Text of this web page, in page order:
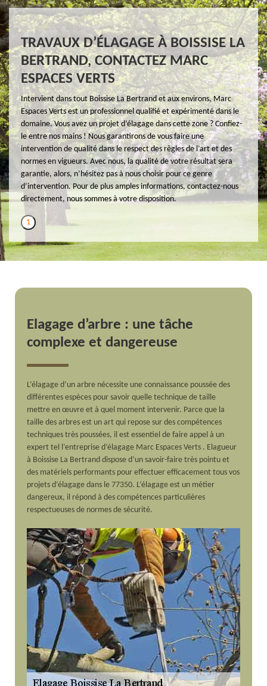
TRAVAUX D’ÉLAGAGE À BOISSISE LA
BERTRAND, CONTACTEZ MARC
ESPACES VERTS
Intervient dans tout Boissise La Bertrand et aux environs, Marc
Espaces Verts est un professionnel qualifié et expérimenté dans le
domaine. Vous avez un projet d’élagage dans cette zone ? Confiez-
le entre nos mains ! Nous garantirons de vous faire une
intervention de qualité dans le respect des règles de l’art et des
normes en vigueurs. Avec nous, la qualité de votre résultat sera
garantie, alors, n’hésitez pas à nous choisir pour ce genre
d’intervention. Pour de plus amples informations, contactez-nous
directement, nous sommes à votre disposition.
1
Elagage d’arbre : une tâche
complexe et dangereuse
L’élagage d’un arbre nécessite une connaissance poussée des
différentes espèces pour savoir quelle technique de taille
mettre en œuvre et à quel moment intervenir. Parce que la
taille des arbres est un art qui repose sur des compétences
techniques très poussées, il est essentiel de faire appel à un
expert tel l’entreprise d’élagage Marc Espaces Verts . Elagueur
à Boissise La Bertrand dispose d’un savoir-faire très pointu et
des matériels performants pour effectuer efficacement tous vos
projets d’élagage dans le 77350. L’élagage est un métier
dangereux, il répond à des compétences particulières
respectueuses de normes de sécurité.